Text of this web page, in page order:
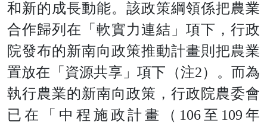
和新的成長動能。該政策綱領係把農業
合作歸列在「軟實力連結」項下，行政
院發布的新南向政策推動計畫則把農業
置放在「資源共享」項下（注2）。而為
執行農業的新南向政策，行政院農委會
已在「中程施政計畫
（ 106 至 109 年